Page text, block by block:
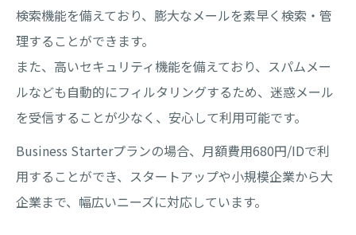
検索機能を備えており、膨大なメールを素早く検索・管
理することができます。
また、高いセキュリティ機能を備えており、スパムメー
ルなども自動的にフィルタリングするため、迷惑メール
を受信することが少なく、安心して利用可能です。
Business Starterプランの場合、月額費用680円/IDで利
用することができ、スタートアップや小規模企業から大
企業まで、幅広いニーズに対応しています。